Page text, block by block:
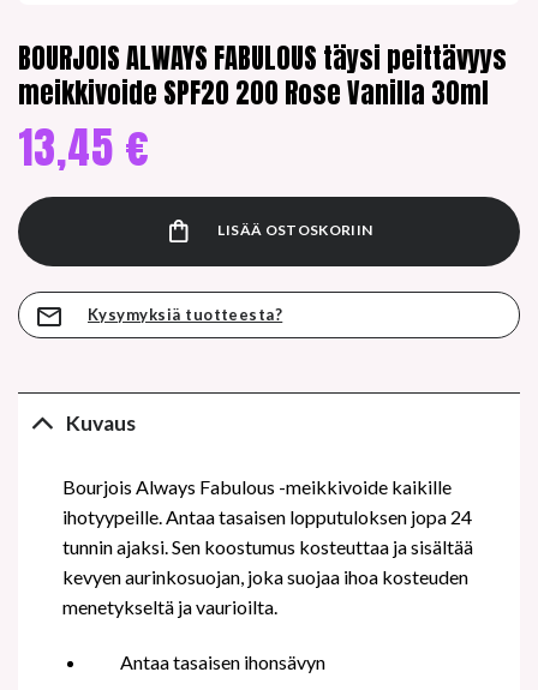
BOURJOIS ALWAYS FABULOUS täysi peittävyys
meikkivoide SPF20 200 Rose Vanilla 30ml
13,45 €
LISÄÄ OSTOSKORIIN
Kysymyksiä tuotteesta?
Kuvaus
Bourjois Always Fabulous -meikkivoide kaikille
ihotyypeille.Antaa tasaisen lopputuloksen jopa 24
tunnin ajaksi. Sen koostumus kosteuttaa ja sisältää
kevyen aurinkosuojan, joka suojaa ihoa kosteuden
menetykseltä ja vaurioilta.
Antaa tasaisen ihonsävyn